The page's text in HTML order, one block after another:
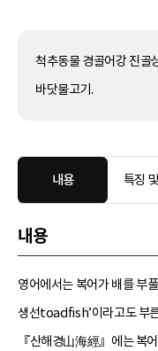
척추동물 경골어강 진골
바닷물고기.
내용 특징
내용
영어에서는 복어가 배를 부
생선toadfish’이라고도 부
『산해경山海經』에는 복